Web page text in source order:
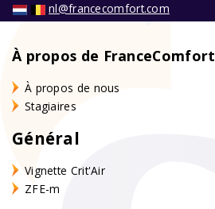
nl@francecomfort.com
À propos de FranceComfort
À propos de nous
Stagiaires
Général
Vignette Crit'Air
ZFE-m